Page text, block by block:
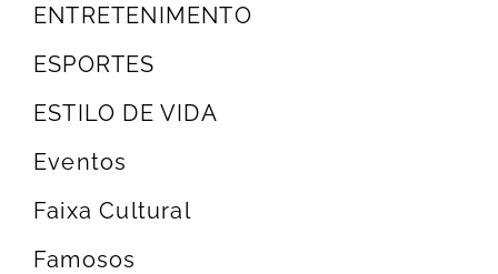
ENTRETENIMENTO
ESPORTES
ESTILO DE VIDA
Eventos
Faixa Cultural
Famosos